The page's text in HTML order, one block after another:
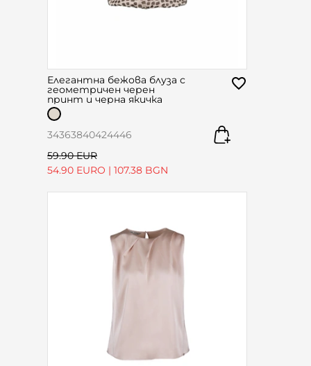
Елегантна бежова блуза с
геометричен черен
принт и черна якичка
34363840424446
59.90 EUR
54.90 EURO | 107.38 BGN